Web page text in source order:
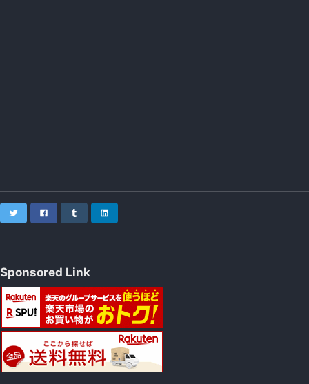
Twitter FacebookTumblr
Sponsored Link